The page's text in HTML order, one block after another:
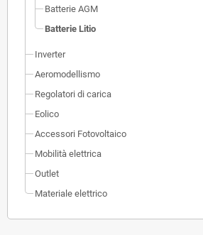
Batterie AGM
Batterie Litio
Inverter
Aeromodellismo
Regolatori di carica
Eolico
Accessori Fotovoltaico
Mobilità elettrica
Outlet
Materiale elettrico